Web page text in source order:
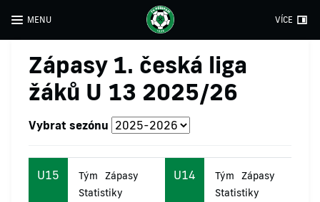
MENU VÍCE
Zápasy 1. česká liga
žáků U 13 2025/26
Vybrat sezónu
U15 Tým
Zápasy
Statistiky
U14 Tým
Zápasy
Statistiky